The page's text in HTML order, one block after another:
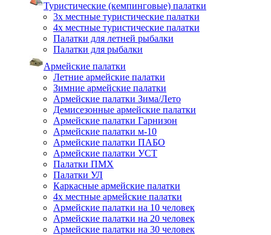
Туристические (кемпинговые) палатки
3х местные туристические палатки
4х местные туристические палатки
Палатки для летней рыбалки
Палатки для рыбалки
Армейские палатки
Летние армейские палатки
Зимние армейские палатки
Армейские палатки Зима/Лето
Демисезонные армейские палатки
Армейские палатки Гарнизон
Армейские палатки м-10
Армейские палатки ПАБО
Армейские палатки УСТ
Палатки ПМХ
Палатки УЛ
Каркасные армейские палатки
4х местные армейские палатки
Армейские палатки на 10 человек
Армейские палатки на 20 человек
Армейские палатки на 30 человек